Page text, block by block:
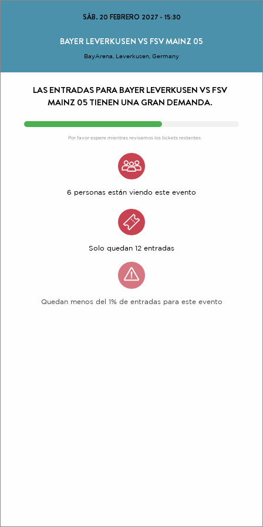
SÁB. 20 FEBRERO 2027- 15:30
BAYER LEVERKUSEN VS FSV MAINZ 05
BayArena, Leverkusen, Germany
LAS ENTRADAS PARA BAYER LEVERKUSEN VS FSV
MAINZ 05 TIENEN UNA GRAN DEMANDA.
Por favor espere mientras revisamos los tickets restantes
6 personas están viendo este evento
Solo quedan 12 entradas
Quedan menos del 1% de entradas para este evento